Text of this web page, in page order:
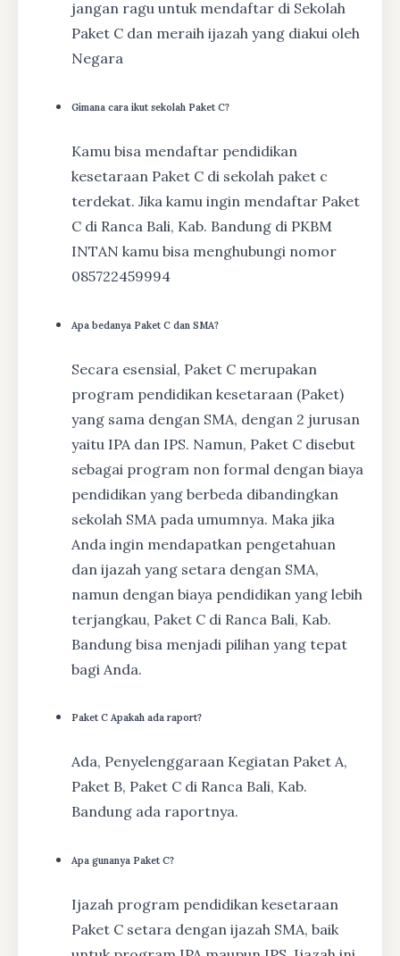
jangan ragu untuk mendaftar di Sekolah
Paket C dan meraih ijazah yang diakui oleh
Negara
Gimana cara ikut sekolah Paket C?
Kamu bisa mendaftar pendidikan
kesetaraan Paket C di sekolah paket c
terdekat. Jika kamu ingin mendaftar Paket
C di Ranca Bali, Kab. Bandung di PKBM
INTAN kamu bisa menghubungi nomor
085722459994
Apa bedanya Paket C dan SMA?
Secara esensial, Paket C merupakan
program pendidikan kesetaraan (Paket)
yang sama dengan SMA, dengan 2 jurusan
yaitu IPA dan IPS. Namun, Paket C disebut
sebagai program non formal dengan biaya
pendidikan yang berbeda dibandingkan
sekolah SMA pada umumnya. Maka jika
Anda ingin mendapatkan pengetahuan
dan ijazah yang setara dengan SMA,
namun dengan biaya pendidikan yang lebih
terjangkau, Paket C di Ranca Bali, Kab.
Bandung bisa menjadi pilihan yang tepat
bagi Anda.
Paket C Apakah ada raport?
Ada, Penyelenggaraan Kegiatan Paket A,
Paket B, Paket C di Ranca Bali, Kab.
Bandung ada raportnya.
Apa gunanya Paket C?
Ijazah program pendidikan kesetaraan
Paket C setara dengan ijazah SMA, baik